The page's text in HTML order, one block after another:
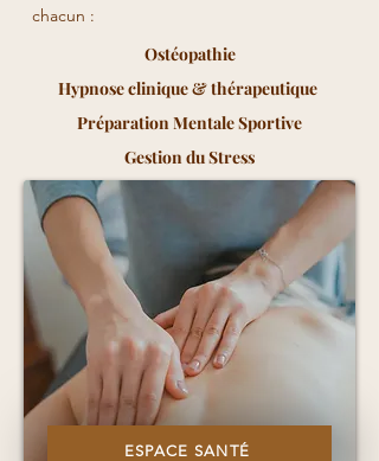
chacun :
Ostéopathie
Hypnose clinique &thérapeutique
Préparation Mentale Sportive
Gestion du Stress
ESPACE SANTÉ